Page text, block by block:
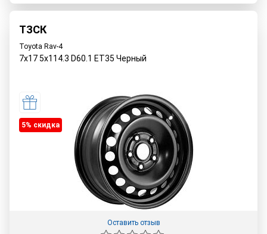
ТЗСК
Toyota Rav-4
7x17 5x114.3 D60.1 ET35 Черный
5% cкидка
Оставить отзыв